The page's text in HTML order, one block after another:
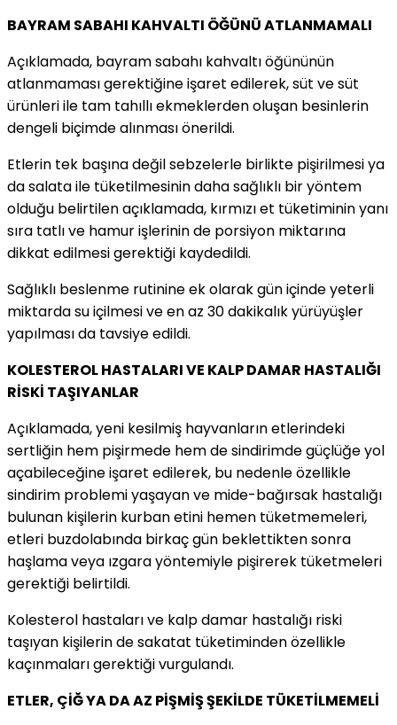
BAYRAM SABAHI KAHVALTI ÖĞÜNÜ ATLANMAMALI
Açıklamada, bayram sabahı kahvaltı öğününün
atlanmaması gerektiğine işaret edilerek, süt ve süt
ürünleri ile tam tahıllı ekmeklerden oluşan besinlerin
dengeli biçimde alınması önerildi.
Etlerin tek başına değil sebzelerle birlikte pişirilmesi ya
da salata ile tüketilmesinin daha sağlıklı bir yöntem
olduğu belirtilen açıklamada, kırmızı et tüketiminin yanı
sıra tatlı ve hamur işlerinin de porsiyon miktarına
dikkat edilmesi gerektiği kaydedildi.
Sağlıklı beslenme rutinine ek olarak gün içinde yeterli
miktarda su içilmesi ve en az 30 dakikalık yürüyüşler
yapılması da tavsiye edildi.
KOLESTEROL HASTALARI VE KALP DAMAR HASTALIĞI
RİSKİ TAŞIYANLAR
Açıklamada, yeni kesilmiş hayvanların etlerindeki
sertliğin hem pişirmede hem de sindirimde güçlüğe yol
açabileceğine işaret edilerek, bu nedenle özellikle
sindirim problemi yaşayan ve mide-bağırsak hastalığı
bulunan kişilerin kurban etini hemen tüketmemeleri,
etleri buzdolabında birkaç gün beklettikten sonra
haşlama veya ızgara yöntemiyle pişirerek tüketmeleri
gerektiği belirtildi.
Kolesterol hastaları ve kalp damar hastalığı riski
taşıyan kişilerin de sakatat tüketiminden özellikle
kaçınmaları gerektiği vurgulandı.
ETLER, ÇİĞ YA DA AZ PİŞMİŞ ŞEKİLDE TÜKETİLMEMELİ